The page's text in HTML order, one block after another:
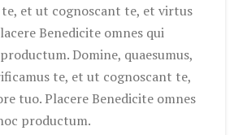
et ut cognoscant te, et virtus
Benedicite omnes qui
Domine, quaesumus,
te, et ut cognoscant te,
tuo. Placere Benedicite omnes
productum.